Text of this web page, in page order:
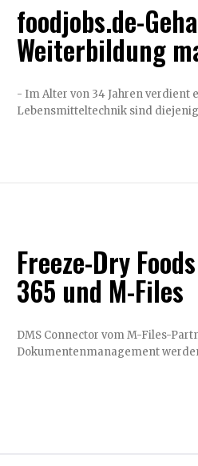
foodjobs.de-
Weiterbildung
- Im Alter von 34 Jahren verdient ein
Lebensmitteltechnik sind
Freeze-Dry
365 und M-Files
DMS Connector vom M-Files-
Dokumentenmanagement